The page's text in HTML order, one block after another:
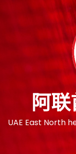
阿
UAE East North